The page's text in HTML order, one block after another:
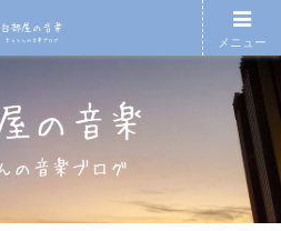
メニュー